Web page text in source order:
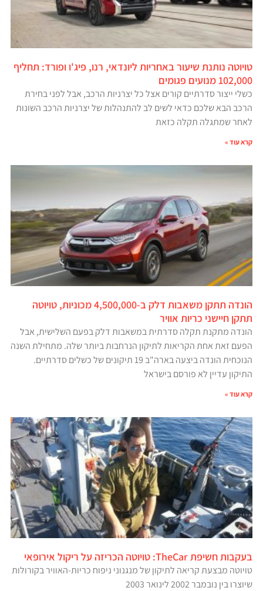
טויוטה נותנת שיעור באחריות ליונדאי, רנו, פיג'ו ופורד: תחליף
102,000 מנועים פגומים
כשלי ייצור סדרתיים קורים אצל כל יצרניות הרכב, אבל לפני בחירת
הרכב הבא שלכם כדאי לשים לב להתנהלות של יצרניות הרכב השונות
לאחר שמתגלה תקלה כזאת
קרא עוד »
הונדה תתקן משאבות דלק ב-4,500,000 מכוניות, טויוטה
תתקן חיישני כריות אוויר
הונדה מתקנת תקלה סדרתית במשאבות דלק בפעם השלישית, אבל
הפעם זאת אחת הקריאות לתיקון הנרחבות ביותר שלה. מתחילת השנה
הנוכחית הונדה ביצעה בארה"ב 19 תיקונים של כשלים סדרתיים.
התיקון עדיין לא פורסם בישראל
קרא עוד »
בעקבות חשיפת TheCar: טויוטה הכריזה על ריקול אירופאי
טויוטה מבצעת קריאה לתיקון של מנגנוני ניפוח כריות-האוויר בקורולות
שיוצרו בין נובמבר 2002 לינואר 2003